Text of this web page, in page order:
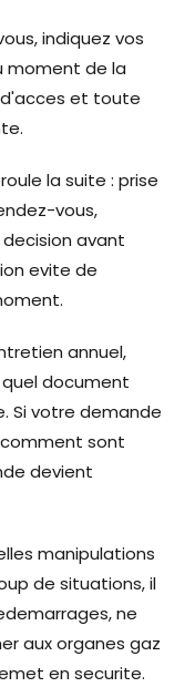
indiquez vos
moment de la
et toute
la suite : prise
vous,
avant
evite de
annuel,
document
Si votre demande
sont
devient
manipulations
de situations, il
ne
aux organes gaz
en securite.